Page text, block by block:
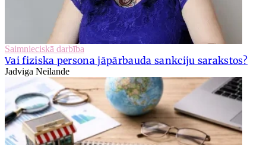
Saimnieciskā darbība
Vai fiziska persona jāpārbauda sankciju sarakstos?
Jadviga Neilande